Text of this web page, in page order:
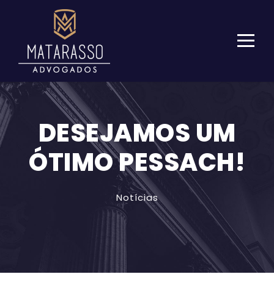
DESEJAMOS UM
ÓTIMO PESSACH!
Notícias